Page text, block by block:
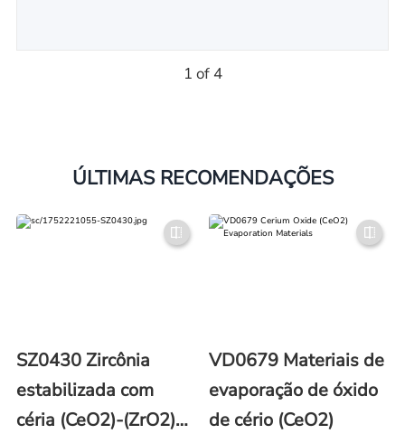
1 of 4
ÚLTIMAS RECOMENDAÇÕES
SZ0430 Zircônia
estabilizada com
céria (CeO2)-(ZrO2)
VD0679 Materiais de
evaporação de óxido
de cério (CeO2)